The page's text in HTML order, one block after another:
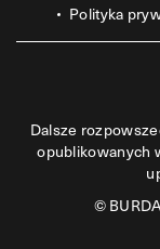
Polityka
Dalsze
opublikowanych
©